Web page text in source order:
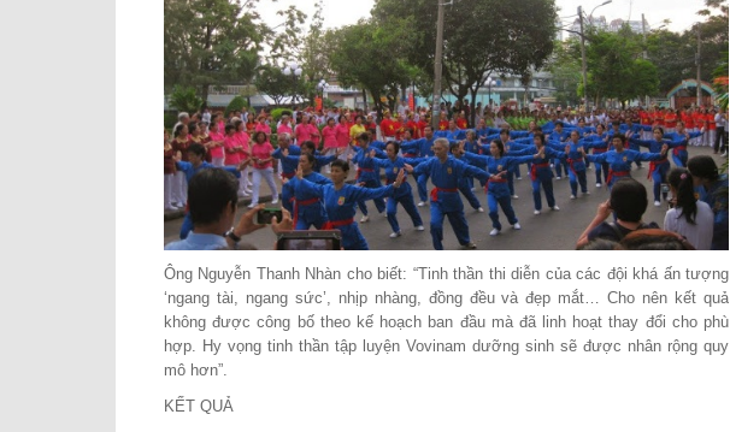
Ông Nguyễn Thanh Nhàn cho biết: “Tinh thần thi diễn của các đội khá ấn tượng
‘ngang tài, ngang sức’, nhịp nhàng, đồng đều và đẹp mắt… Cho nên kết quả
không được công bố theo kế hoạch ban đầu mà đã linh hoạt thay đổi cho phù
hợp. Hy vọng tinh thần tập luyện Vovinam dưỡng sinh sẽ được nhân rộng quy
mô hơn”.
KẾT QUẢ